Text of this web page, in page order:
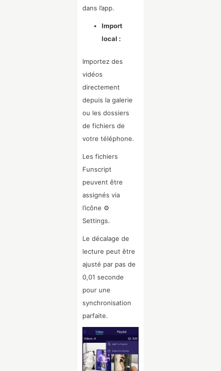
dans l’app.
Import
local :
Importez des
vidéos
directement
depuis la galerie
ou les dossiers
de fichiers de
votre téléphone.
Les fichiers
Funscript
peuvent être
assignés via
l’icône ⚙
Settings.
Le décalage de
lecture peut être
ajusté par pas de
0,01 seconde
pour une
synchronisation
parfaite.